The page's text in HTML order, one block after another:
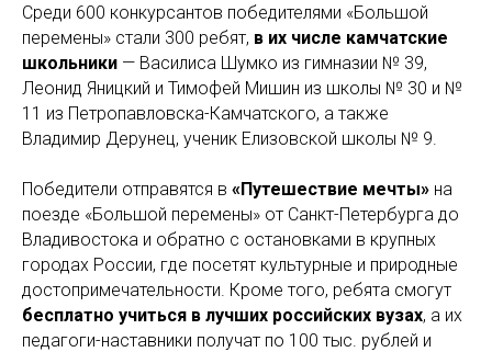
Среди 600 конкурсантов победителями «Большой
перемены» стали 300 ребят, в их числе камчатские
школьники — Василиса Шумко из гимназии № 39,
Леонид Яницкий и Тимофей Мишин из школы № 30 и №
11 из Петропавловска-Камчатского, а также
Владимир Дерунец, ученик Елизовской школы № 9.
Победители отправятся в «Путешествие мечты» на
поезде «Большой перемены» от Санкт-Петербурга до
Владивостока и обратно с остановками в крупных
городах России, где посетят культурные и природные
достопримечательности. Кроме того, ребята смогут
бесплатно учиться в лучших российских вузах, а их
педагоги-наставники получат по 100 тыс. рублей и